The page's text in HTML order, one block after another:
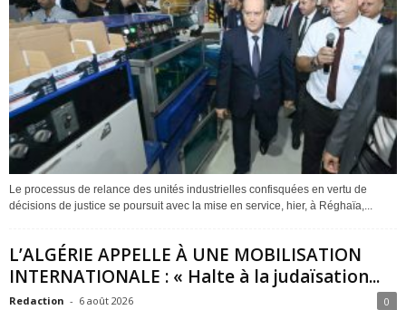
Le processus de relance des unités industrielles confisquées en vertu de
décisions de justice se poursuit avec la mise en service, hier, à Réghaïa,...
L’ALGÉRIE APPELLE À UNE MOBILISATION
INTERNATIONALE : « Halte à la judaïsation...
Redaction - 6 août 2026 0